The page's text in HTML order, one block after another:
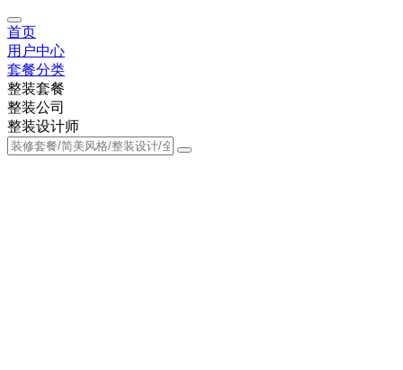
首页
用户中心
套餐分类
整装套餐
整装公司
整装设计师